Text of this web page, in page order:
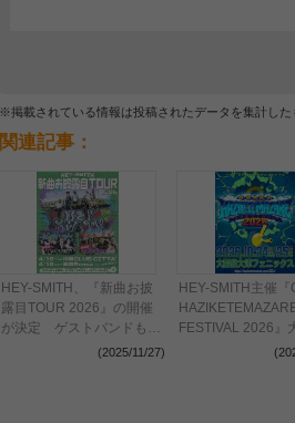
※掲載されている情報は投稿されたデータを集計し
関連記事：
HEY-SMITH、『新曲お披
露目TOUR 2026』の開催
が決定 ゲストバンドも発
(2025/11/27)
HEY-SMITH主催『
FESTIVAL 2026』
大津フェニックス